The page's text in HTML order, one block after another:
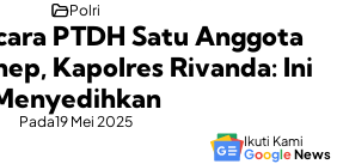
Polri
PTDH Satu Anggota
Kapolres Rivanda: Ini
Pada19 Mei 2025
Ikuti Kami
GoogleNews